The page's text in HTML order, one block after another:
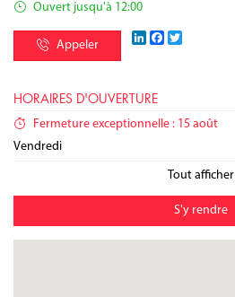
Ouvert jusqu'à 12:00
Appeler
LinkedInFacebook
HORAIRES D'OUVERTURE
Fermeture exceptionnelle : 15 août
Lundi
Mardi
Mercredi
Jeudi
Vendredi
Tout afficher
S'y rendre